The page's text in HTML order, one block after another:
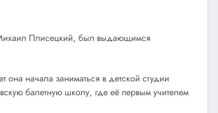
Плисецкий, был выдающимся
она начала заниматься в детской студии
балетную школу, где её первым учителем